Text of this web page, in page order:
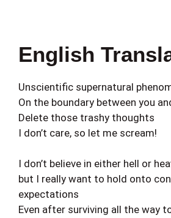
English
Unscientific supernatural
On the boundary between you
Delete those trashy thoughts
I don’t care, so let me scream!
I don’t believe in either hell or
but I really want to hold onto
expectations
Even after surviving all the way